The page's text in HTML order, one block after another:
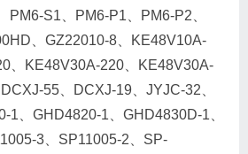
PM6-S1、PM6-P1、PM6-P2、
、GZ22010-8、KE48V10A-
、KE48V30A-220、KE48V30A-
55、DCXJ-19、JYJC-32、
1、GHD4820-1、GHD4830D-1、
3、SP11005-2、SP-